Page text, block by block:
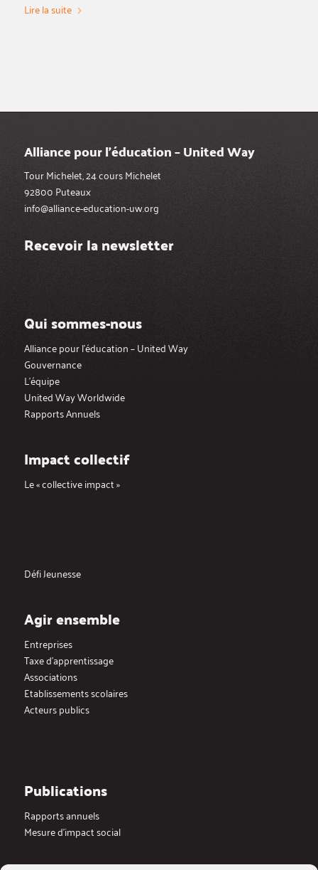
Lire la suite
Alliance pour l’éducation – United Way
Tour Michelet, 24 cours Michelet
92800 Puteaux
info@alliance-education-uw.org
Recevoir la newsletter
Qui sommes-nous
Alliance pour l’éducation – United Way
Gouvernance
L’équipe
United Way Worldwide
Rapports Annuels
Impact collectif
Le « collective impact »
Défi Jeunesse
Agir ensemble
Entreprises
Taxe d’apprentissage
Associations
Etablissements scolaires
Acteurs publics
Publications
Rapports annuels
Mesure d’impact social